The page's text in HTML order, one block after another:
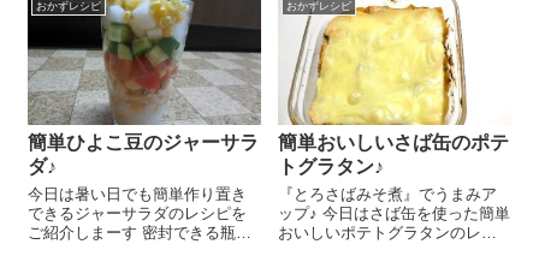
をご紹介するので、残ったら冷
凍保存したり他のお料理に使っ
てくだ...
れは『しそもみじ』 ＼(^o^)／
この『しそもみじ』...
おかずレシピ
簡単ひよこ豆のジャーサラ
ダ♪
今日は暑い日でも簡単作り置き
できるジャーサラダのレシピを
ご紹介しまーす 密封できる瓶に
おかずレシピ
簡単おいしいさば缶のポテ
トグラタン♪
『とろさばみそ煮』でうまみア
ップ♪ 今日はさば缶を使った簡単
おいしいポテトグラタンのレシ